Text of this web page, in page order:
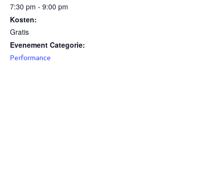
7:30 pm - 9:00 pm
Kosten:
Gratis
Evenement Categorie:
Performance